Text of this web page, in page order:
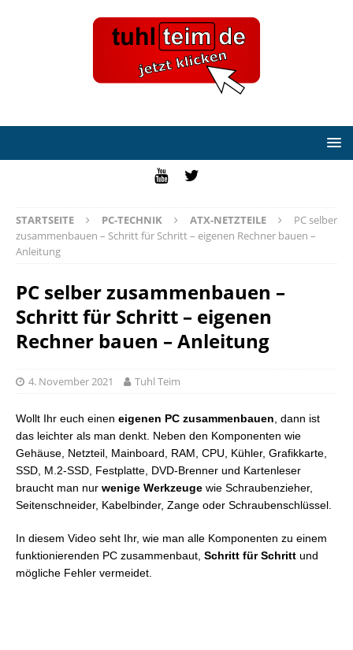
STARTSEITE PC-TECHNIK ATX-NETZTEILE
PC selber
zusammenbauen – Schritt für Schritt – eigenen Rechner bauen –
Anleitung
PC selber zusammenbauen –
Schritt für Schritt – eigenen
Rechner bauen – Anleitung
4. November 2021 Tuhl Teim
Wollt Ihr euch einen eigenen PC zusammenbauen , dann ist
das leichter als man denkt. Neben den Komponenten wie
Gehäuse, Netzteil, Mainboard, RAM, CPU, Kühler, Grafikkarte,
SSD, M.2-SSD, Festplatte, DVD-Brenner und Kartenleser
braucht man nur wenige Werkzeuge wie Schraubenzieher,
Seitenschneider, Kabelbinder, Zange oder Schraubenschlüssel.
In diesem Video seht Ihr, wie man alle Komponenten zu einem
funktionierenden PC zusammenbaut, Schritt für Schritt und
mögliche Fehler vermeidet.